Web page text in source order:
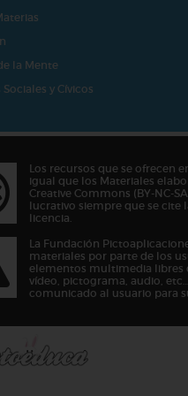
la Mente
Sociales y Cívicos
Los recursos que se ofrecen
igual que los Materiales
Creative Commons (BY-NC-
lucrativo siempre que se cite
licencia.
La Fundación
materiales por parte de los
elementos multimedia libres
vídeo, pictograma, audio,
comunicado al usuario para